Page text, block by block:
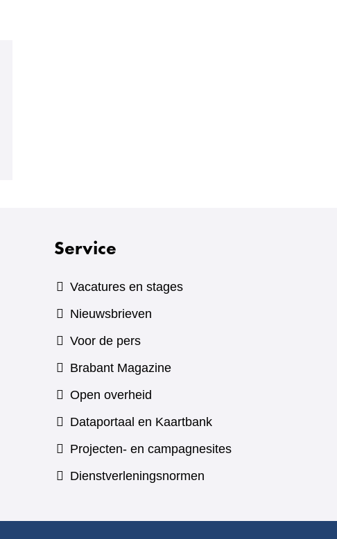
Service
Vacatures en stages
Nieuwsbrieven
Voor de pers
Brabant Magazine(verwijst
andere
website)
Open overheid
Dataportaal en Kaartbank(verwijst
naar
Projecten- en campagnesites
Dienstverleningsnormen